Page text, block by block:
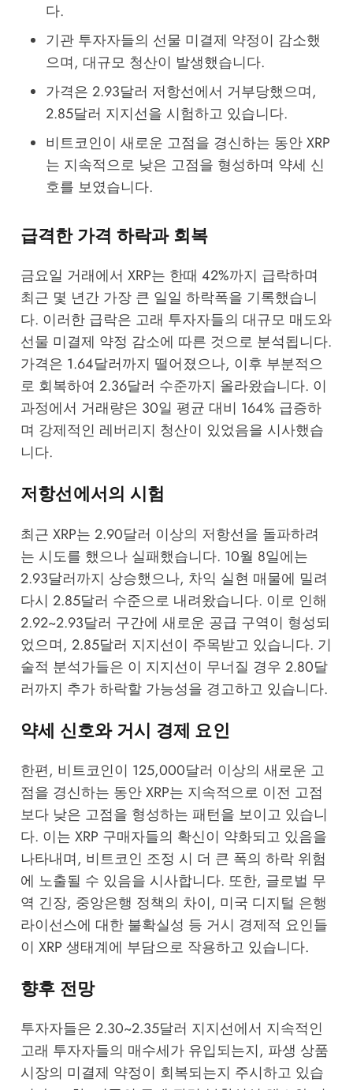
다.
기관 투자자들의 선물 미결제 약정이 감소했
으며, 대규모 청산이 발생했습니다.
가격은 2.93달러 저항선에서 거부당했으며,
2.85달러 지지선을 시험하고 있습니다.
비트코인이 새로운 고점을 경신하는 동안 XRP
는 지속적으로 낮은 고점을 형성하며 약세 신
호를 보였습니다.
급격한 가격 하락과 회복
금요일 거래에서 XRP는 한때 42%까지 급락하며
최근 몇 년간 가장 큰 일일 하락폭을 기록했습니
다. 이러한 급락은 고래 투자자들의 대규모 매도와
선물 미결제 약정 감소에 따른 것으로 분석됩니다.
가격은 1.64달러까지 떨어졌으나, 이후 부분적으
로 회복하여 2.36달러 수준까지 올라왔습니다. 이
과정에서 거래량은 30일 평균 대비 164% 급증하
며 강제적인 레버리지 청산이 있었음을 시사했습
니다.
저항선에서의 시험
최근 XRP는 2.90달러 이상의 저항선을 돌파하려
는 시도를 했으나 실패했습니다. 10월 8일에는
2.93달러까지 상승했으나, 차익 실현 매물에 밀려
다시 2.85달러 수준으로 내려왔습니다. 이로 인해
2.92~2.93달러 구간에 새로운 공급 구역이 형성되
었으며, 2.85달러 지지선이 주목받고 있습니다. 기
술적 분석가들은 이 지지선이 무너질 경우 2.80달
러까지 추가 하락할 가능성을 경고하고 있습니다.
약세 신호와 거시 경제 요인
한편, 비트코인이 125,000달러 이상의 새로운 고
점을 경신하는 동안 XRP는 지속적으로 이전 고점
보다 낮은 고점을 형성하는 패턴을 보이고 있습니
다. 이는 XRP 구매자들의 확신이 약화되고 있음을
나타내며, 비트코인 조정 시 더 큰 폭의 하락 위험
에 노출될 수 있음을 시사합니다. 또한, 글로벌 무
역 긴장, 중앙은행 정책의 차이, 미국 디지털 은행
라이선스에 대한 불확실성 등 거시 경제적 요인들
이 XRP 생태계에 부담으로 작용하고 있습니다.
향후 전망
투자자들은 2.30~2.35달러 지지선에서 지속적인
고래 투자자들의 매수세가 유입되는지, 파생 상품
시장의 미결제 약정이 회복되는지 주시하고 있습